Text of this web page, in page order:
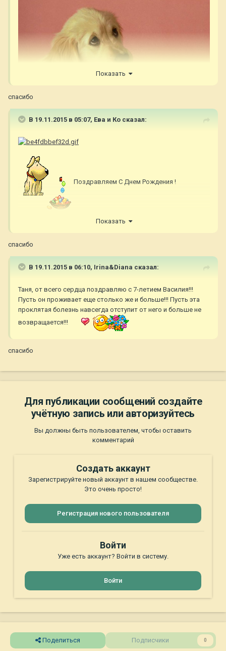
Показать
спасибо
В 19.11.2015 в 05:07, Ева и Ко сказал:
Поздравляем С Днем Рождения !
Показать
спасибо
В 19.11.2015 в 06:10, Irina&Diana сказал:
Таня, от всего сердца поздравляю с 7-летием Василия!!!
Пусть он проживает еще столько же и больше!!! Пусть эта
проклятая болезнь навсегда отступит от него и больше не
возвращается!!!
спасибо
Для публикации сообщений создайте
учётную запись или авторизуйтесь
Вы должны быть пользователем, чтобы оставить
комментарий
Создать аккаунт
Зарегистрируйте новый аккаунт в нашем сообществе.
Это очень просто!
Регистрация нового пользователя
Войти
Уже есть аккаунт? Войти в систему.
Войти
Поделиться Подписчики 0